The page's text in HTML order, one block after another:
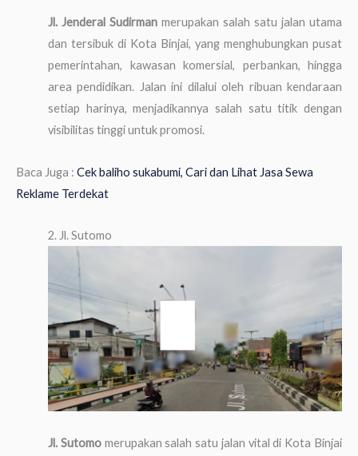
Jl. Jenderal Sudirman merupakan salah satu jalan utama
dan tersibuk di Kota Binjai, yang menghubungkan pusat
pemerintahan, kawasan komersial, perbankan, hingga
area pendidikan. Jalan ini dilalui oleh ribuan kendaraan
setiap harinya, menjadikannya salah satu titik dengan
visibilitas tinggi untuk promosi.
Baca Juga : Cek baliho sukabumi, Cari dan Lihat Jasa Sewa
Reklame Terdekat
2. Jl. Sutomo
Jl. Sutomomerupakan salah satu jalan vital di Kota Binjai